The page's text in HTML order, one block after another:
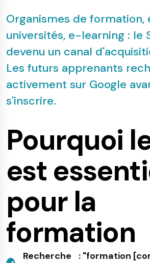
Organismes de formation,
universités, e-learning : le
devenu un canal
Les futurs apprenants
activement sur Google
s'inscrire.
Pourquoi
est
pour la
formation
Recherche
: "formation